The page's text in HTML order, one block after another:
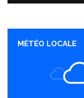
MÉTÉO LOCALE